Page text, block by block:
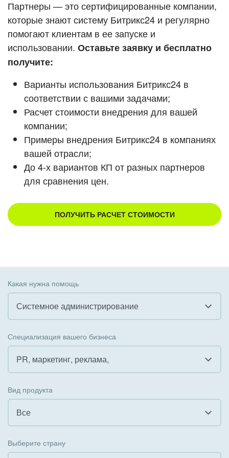
ВХОД
ВХОД
Смотреть видеокейсы
Партнеры — это сертифицированные компании,
которые знают систему Битрикс24 и регулярно
помогают клиентам в ее запуске и
использовании. Оставьте заявку и бесплатно
получите:
Варианты использования Битрикс24 в
соответствии с вашими задачами;
Расчет стоимости внедрения для вашей
компании;
Примеры внедрения Битрикс24 в компаниях
вашей отрасли;
До 4-х вариантов КП от разных партнеров
для сравнения цен.
ПОЛУЧИТЬ РАСЧЕТ СТОИМОСТИ
Какая нужна помощь
Системное администрирование
Внедрение КЭДО
Интеграция с 1С
Внедрение Бизнес-процессов
Специализация вашего бизнеса
PR, маркетинг, реклама,
Государственные организации
Коммунальные услуги, ЖКХ
Вид продукта
Все
Выберите страну